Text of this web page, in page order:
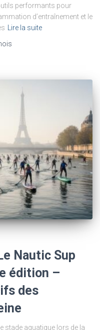
performants pour
d’entraînement et le
Lire la suite
Nautic Sup
édition –
des
stade aquatique lors de la